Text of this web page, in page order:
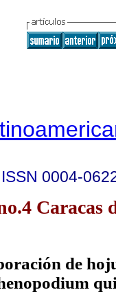
ISSN 0004-
Caracas
de